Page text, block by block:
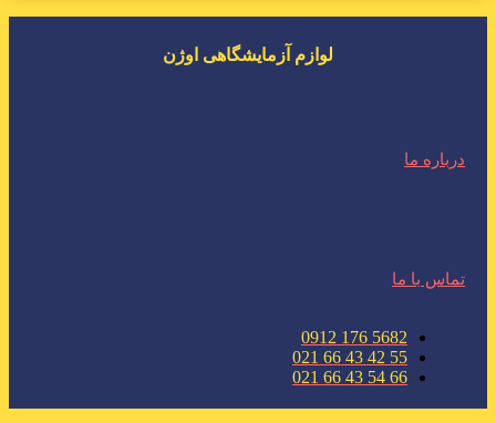
لوازم آزمایشگاهی اوژن
درباره ما
تماس با ما
5682 176 0912
55 42 43 66 021
66 54 43 66 021